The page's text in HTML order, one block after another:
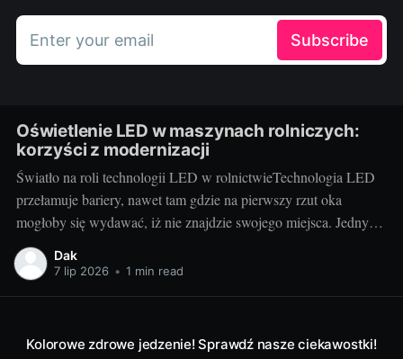
Enter your email Subscribe
Oświetlenie LED w maszynach rolniczych:
korzyści z modernizacji
Światło na roli technologii LED w rolnictwieTechnologia LED
przełamuje bariery, nawet tam gdzie na pierwszy rzut oka
mogłoby się wydawać, iż nie znajdzie swojego miejsca. Jednym
z tych niespodziewanych obszarów jest rolnictwo. Właściwe
oświetlenie maszyn rolniczych, takich jak części do kombajnów
Dak
7 lip 2026 • 1 min read
Kolorowe zdrowe jedzenie! Sprawdź nasze ciekawostki!